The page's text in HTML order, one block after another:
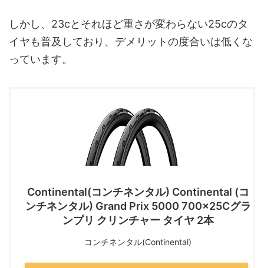
しかし、23cとそれほど重さが変わらない25cのタ
イヤも普及しており、デメリットの度合いは低くな
っています。
Continental(コンチネンタル) Continental (コ
ンチネンタル) Grand Prix 5000 700×25Cグラ
ンプリ クリンチャー タイヤ 2本
コンチネンタル(Continental)